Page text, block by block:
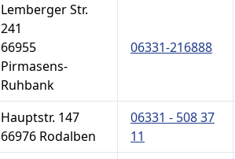
Lemberger Str.
241
66955
Pirmasens-
Ruhbank
06331-216888
Hauptstr. 147
66976 Rodalben
06331 - 508 37
11